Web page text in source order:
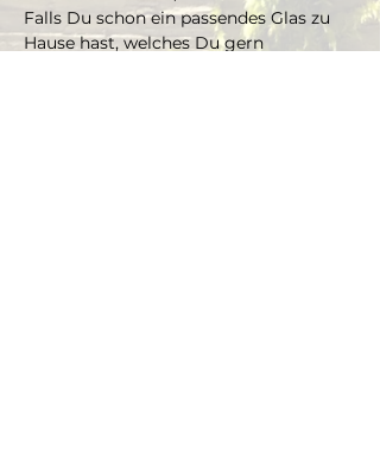
Falls Du schon ein passendes Glas zu
Hause hast, welches Du gern